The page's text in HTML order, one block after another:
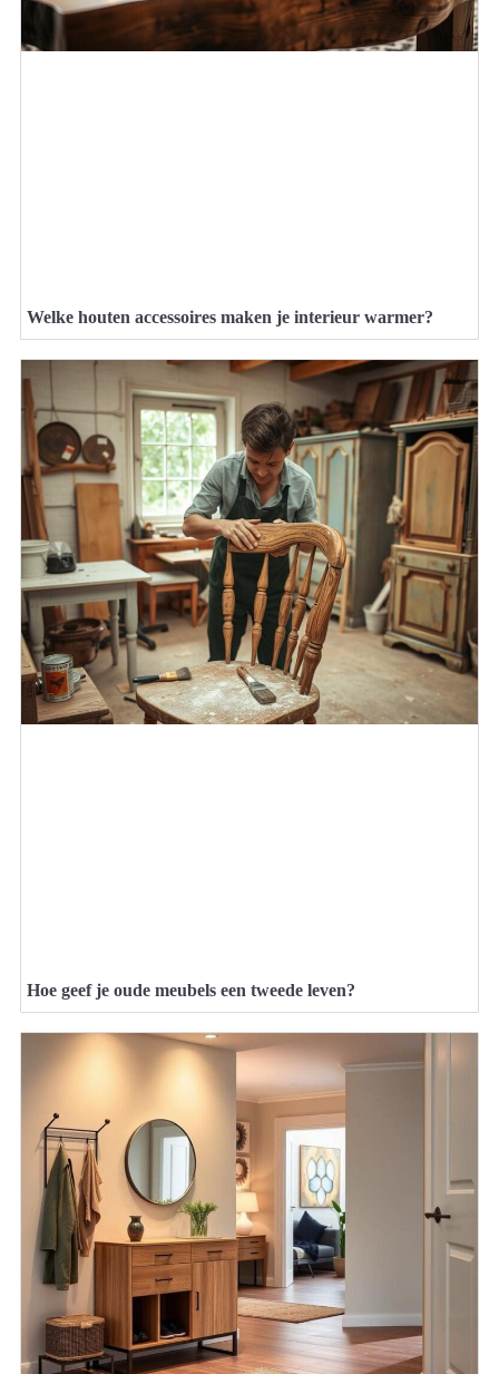
Welke houten accessoires maken je interieur warmer?
Hoe geef je oude meubels een tweede leven?